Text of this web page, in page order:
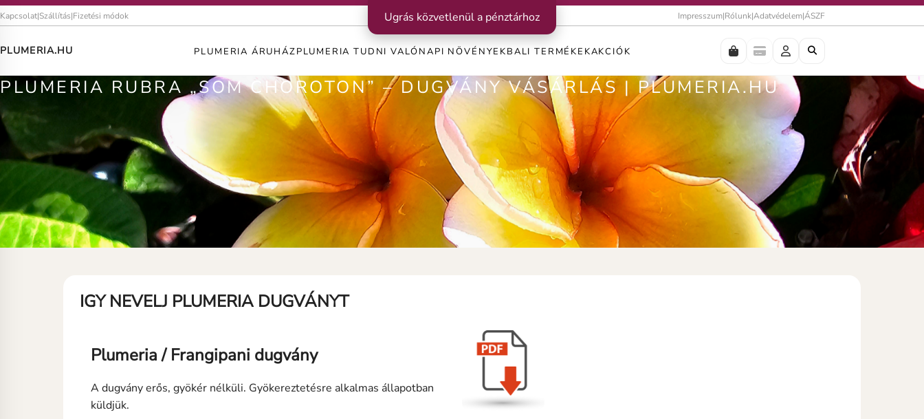
Kapcsolat|Szállítás|Fizetési módok Impresszum|Rólunk|Adatvédelem|ÁSZF
PLUMERIA.HU PLUMERIA ÁRUHÁZPLUMERIA TUDNI VALÓNAPI NÖVÉNYEKBALI TERMÉKEKAKCIÓK
PLUMERIA RUBRA „SOM CHOROTON” – DUGVÁNY VÁSÁRLÁS | PLUMERIA.HU
IGY NEVELJ PLUMERIA DUGVÁNYT
Plumeria / Frangipani dugvány
A dugvány erős, gyökér nélküli. Gyökereztetésre alkalmas állapotban
küldjük.
Ugrás közvetlenül a pénztárhoz